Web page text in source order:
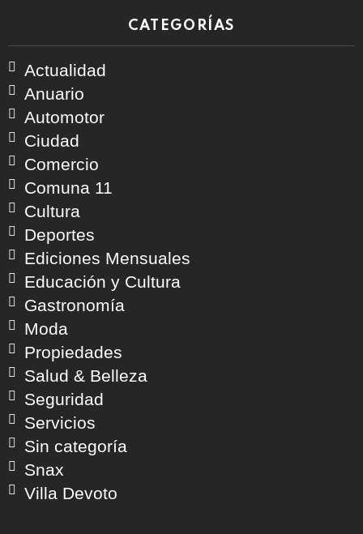
CATEGORÍAS
Actualidad
Anuario
Automotor
Ciudad
Comercio
Comuna 11
Cultura
Deportes
Ediciones Mensuales
Educación y Cultura
Gastronomía
Moda
Propiedades
Salud & Belleza
Seguridad
Servicios
Sin categoría
Snax
Villa Devoto